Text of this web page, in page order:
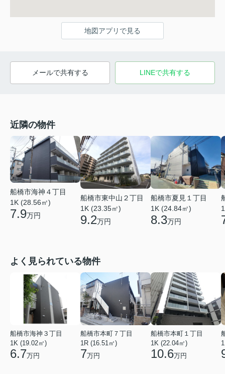
地図アプリで見る
メールで共有する LINEで共有する
近隣の物件
船橋市海神４丁目
1K (28.56㎡)
7.9万円
船橋市東中山２丁目
1K (23.35㎡)
9.2万円
船橋市夏見１丁目
1K (24.84㎡)
8.3万円
よく見られている物件
船橋市海神３丁目
1K (19.02㎡)
6.7万円
船橋市本町７丁目
1R (16.51㎡)
7万円
船橋市本町１丁目
1K (22.04㎡)
10.6万円